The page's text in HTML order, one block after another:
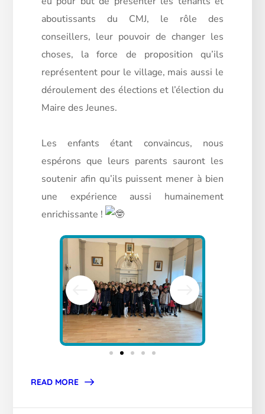
aboutissants du CMJ, le rôle des
conseillers, leur pouvoir de changer les
choses, la force de proposition qu’ils
représentent pour le village, mais aussi le
déroulement des élections et l’élection du
Maire des Jeunes.
Les enfants étant convaincus, nous
espérons que leurs parents sauront les
soutenir afin qu’ils puissent mener à bien
une expérience aussi humainement
enrichissante !
READ MORE